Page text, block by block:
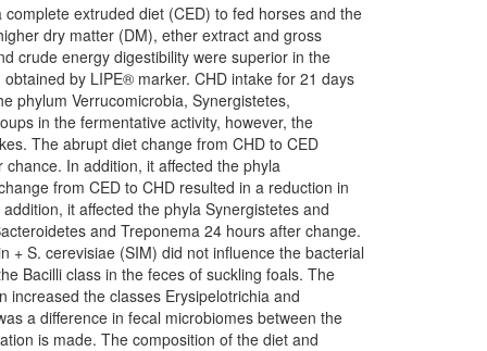
extruded diet (CED) to fed horses and the
dry matter (DM), ether extract and gross
crude energy digestibility were superior in the
by LIPE® marker. CHD intake for 21 days
phylum Verrucomicrobia, Synergistetes,
in the fermentative activity, however, the
The abrupt diet change from CHD to CED
In addition, it affected the phyla
from CED to CHD resulted in a reduction in
it affected the phyla Synergistetes and
and Treponema 24 hours after change.
+ S. cerevisiae (SIM) did not influence the bacterial
Bacilli class in the feces of suckling foals. The
increased the classes Erysipelotrichia and
a difference in fecal microbiomes between the
is made. The composition of the diet and